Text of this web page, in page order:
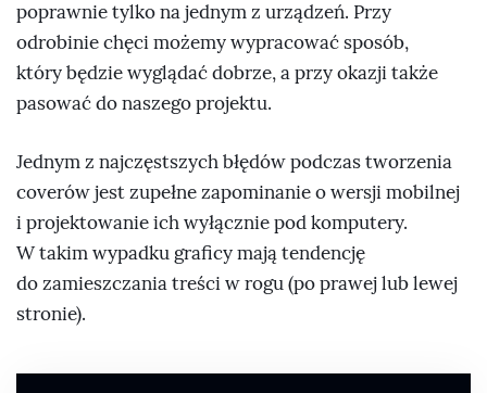
poprawnie tylko na jednym z urządzeń. Przy
odrobinie chęci możemy wypracować sposób,
który będzie wyglądać dobrze, a przy okazji także
pasować do naszego projektu.
Jednym z najczęstszych błędów podczas tworzenia
coverów jest zupełne zapominanie o wersji mobilnej
i projektowanie ich wyłącznie pod komputery.
W takim wypadku graficy mają tendencję
do zamieszczania treści w rogu (po prawej lub lewej
stronie).